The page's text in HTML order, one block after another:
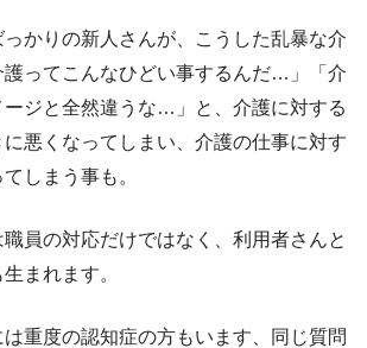
かりの新人さんが、こうした乱暴な介
護ってこんなひどい事するんだ…」「介
ジと全然違うな…」と、介護に対する
悪くなってしまい、介護の仕事に対す
しまう事も。
員の対応だけではなく、利用者さんと
まれます。
重度の認知症の方もいます、同じ質問